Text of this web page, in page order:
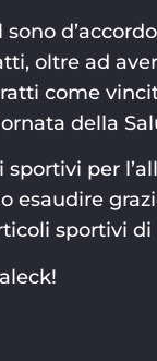
oltre ad
come
della
per
esaudire
sportivi di